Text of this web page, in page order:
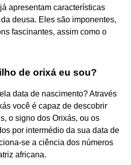
apresentam características
deusa. Eles são imponentes,
fascinantes, assim como o
de orixá eu sou?
data de nascimento? Através
você é capaz de descobrir
o signo dos Orixás, ou os
por intermédio da sua data de
se a ciência dos números
africana.